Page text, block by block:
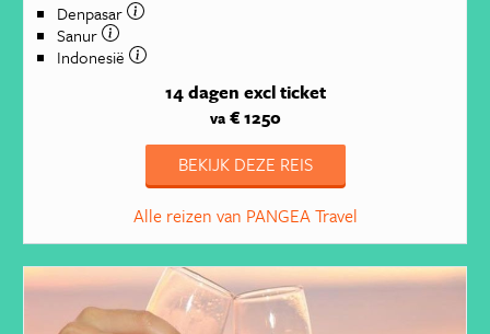
Denpasar
Sanur
Indonesië
14 dagen excl ticket
va€ 1250
BEKIJK DEZE REIS
Alle reizen van PANGEA Travel